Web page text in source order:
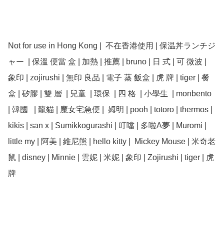
Not for use in Hong Kong |  不在香港使用 | 保温丼ランチジ
ャー  | 保溫 便當 盒 | 加熱 | 推薦 | bruno | 日 式 | 可 微波 |
象印 | zojirushi | 無印 良品 | 電子 蒸 飯盒 | 虎 牌 | tiger | 餐
盒 | 矽膠 | 雙 層  | 兒童  | 環保  | 四 格  | 小學生  | monbento
| 韓國   | 龍貓 | 魔女宅急便 |  姆明 | pooh | totoro | thermos |
kikis | san x | Sumikkogurashi | 叮噹 | 多啦A夢 | Muromi |
little my | 阿美 | 維尼熊 | hello kitty |  Mickey Mouse | 米奇老
鼠 | disney | Minnie | 雲妮 | 米妮 | 象印 | Zojirushi | tiger | 虎
牌